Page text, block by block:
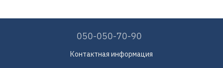
050-050-70-90
Контактная информация